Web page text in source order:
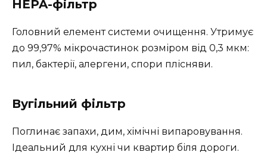
HEPA-фільтр
Головний елемент системи очищення. Утримує
до 99,97% мікрочастинок розміром від 0,3 мкм:
пил, бактерії, алергени, спори плісняви.
Вугільний фільтр
Поглинає запахи, дим, хімічні випаровування.
Ідеальний для кухні чи квартир біля дороги.